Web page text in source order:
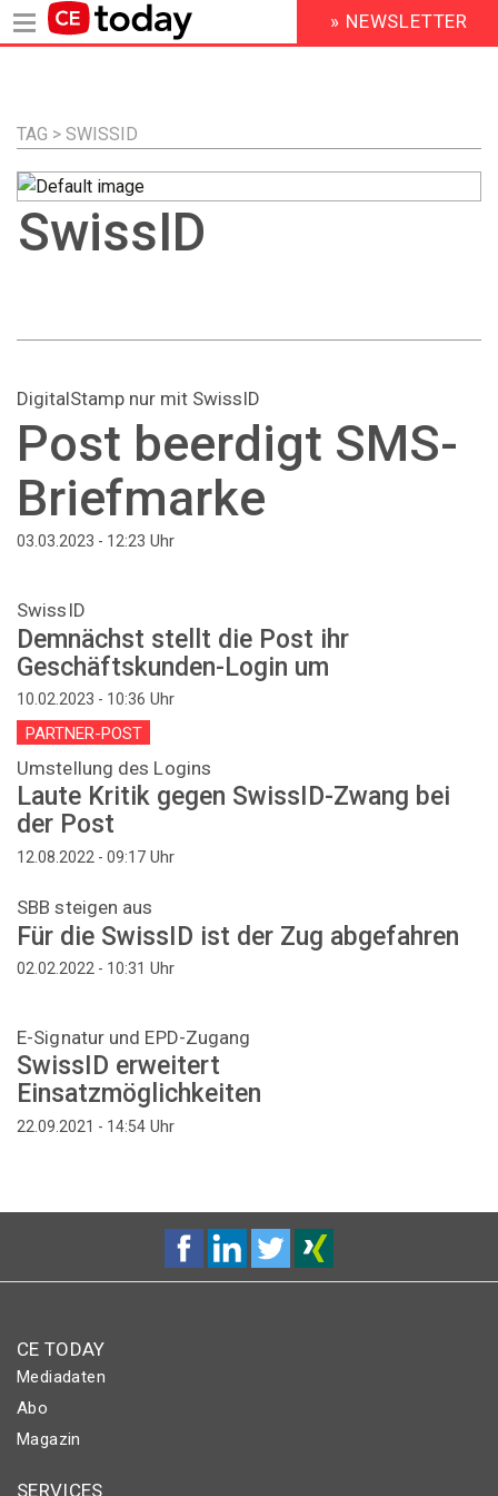
Inhalt
HEADER
MENU
» NEWSLETTER
TAG > SWISSID
SwissID
DigitalStamp nur mit SwissID
Post beerdigt SMS-
Briefmarke
03.03.2023 - 12:23 Uhr
SwissID
Demnächst stellt die Post ihr
Geschäftskunden-Login um
10.02.2023 - 10:36 Uhr
PARTNER-POST
Umstellung des Logins
Laute Kritik gegen SwissID-Zwang bei
der Post
12.08.2022 - 09:17 Uhr
SBB steigen aus
Für die SwissID ist der Zug abgefahren
02.02.2022 - 10:31 Uhr
E-Signatur und EPD-Zugang
SwissID erweitert
Einsatzmöglichkeiten
22.09.2021 - 14:54 Uhr
CE TODAY
Mediadaten
Abo
Magazin
SERVICES